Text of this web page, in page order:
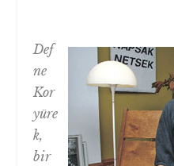
Def
ne
Kor
yüre
k,
bir